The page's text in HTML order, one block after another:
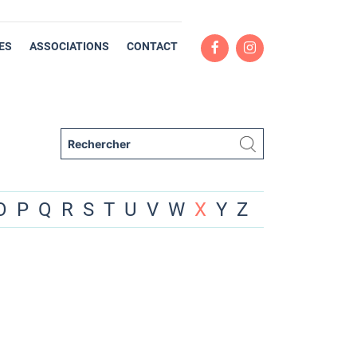
ASSOCIATIONS CONTACT
P Q R S T U V W X Y Z